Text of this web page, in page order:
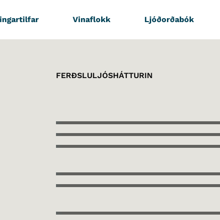
Vinaflokk Ljóðorðabók
FERÐSLULJÓSHÁTTURIN